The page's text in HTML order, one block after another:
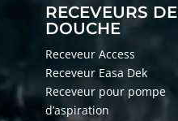
RECEVEURS DE
DOUCHE
Receveur Access
Receveur Easa Dek
Receveur pour pompe
d’aspiration